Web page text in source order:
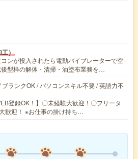
工）
ンが投入されたら電動バイブレーターで空
型枠の解体・清掃・油塗布業務を…
ランクOK / パソコンスキル不要 / 英語力不
登録OK！】〇未経験大歓迎！〇フリータ
歓迎！ ※お仕事の掛け持ち…